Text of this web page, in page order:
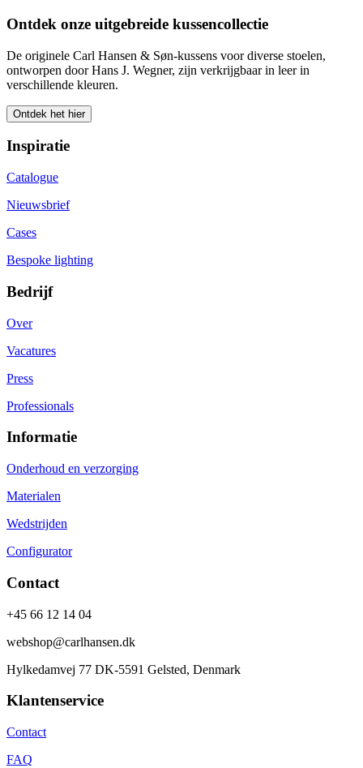
Ontdek onze uitgebreide kussencollectie
De originele Carl Hansen & Søn-kussens voor diverse stoelen,
ontworpen door Hans J. Wegner, zijn verkrijgbaar in leer in
verschillende kleuren.
Ontdek het hier
Inspiratie
Catalogue
Nieuwsbrief
Cases
Bespoke lighting
Bedrijf
Over
Vacatures
Press
Professionals
Informatie
Onderhoud en verzorging
Materialen
Wedstrijden
Configurator
Contact
+45 66 12 14 04
webshop@carlhansen.dk
Hylkedamvej 77 DK-5591 Gelsted, Denmark
Klantenservice
Contact
FAQ